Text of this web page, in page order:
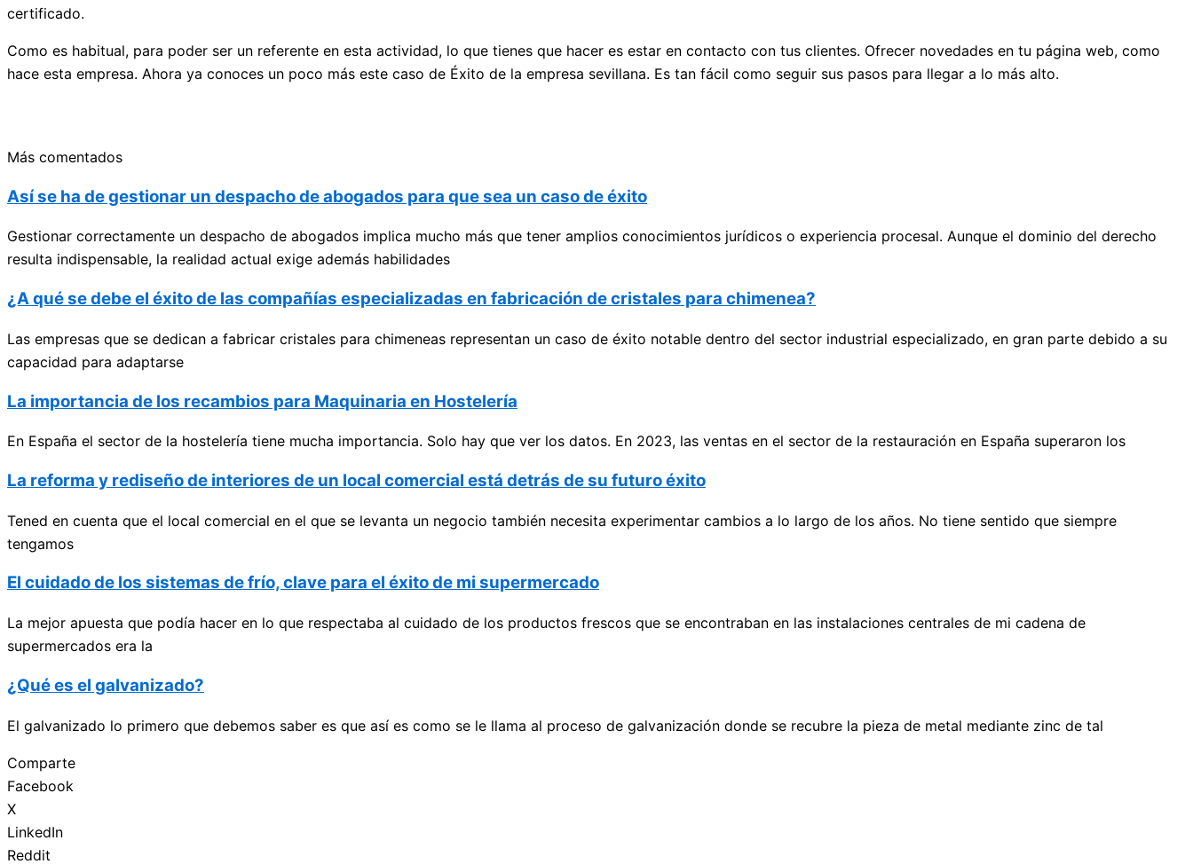
certificado.
Como es habitual, para poder ser un referente en esta actividad, lo que tienes que hacer es estar en contacto con tus clientes. Ofrecer novedades en tu página web, como
hace esta empresa. Ahora ya conoces un poco más este caso de Éxito de la empresa sevillana. Es tan fácil como seguir sus pasos para llegar a lo más alto.
Más comentados
Así se ha de gestionar un despacho de abogados para que sea un caso de éxito
Gestionar correctamente un despacho de abogados implica mucho más que tener amplios conocimientos jurídicos o experiencia procesal. Aunque el dominio del derecho
resulta indispensable, la realidad actual exige además habilidades
¿A qué se debe el éxito de las compañías especializadas en fabricación de cristales para chimenea?
Las empresas que se dedican a fabricar cristales para chimeneas representan un caso de éxito notable dentro del sector industrial especializado, en gran parte debido a su
capacidad para adaptarse
La importancia de los recambios para Maquinaria en Hostelería
En España el sector de la hostelería tiene mucha importancia. Solo hay que ver los datos. En 2023, las ventas en el sector de la restauración en España superaron los
La reforma y rediseño de interiores de un local comercial está detrás de su futuro éxito
Tened en cuenta que el local comercial en el que se levanta un negocio también necesita experimentar cambios a lo largo de los años. No tiene sentido que siempre
tengamos
El cuidado de los sistemas de frío, clave para el éxito de mi supermercado
La mejor apuesta que podía hacer en lo que respectaba al cuidado de los productos frescos que se encontraban en las instalaciones centrales de mi cadena de
supermercados era la
¿Qué es el galvanizado?
El galvanizado lo primero que debemos saber es que así es como se le llama al proceso de galvanización donde se recubre la pieza de metal mediante zinc de tal
Comparte
Facebook
X
LinkedIn
Reddit